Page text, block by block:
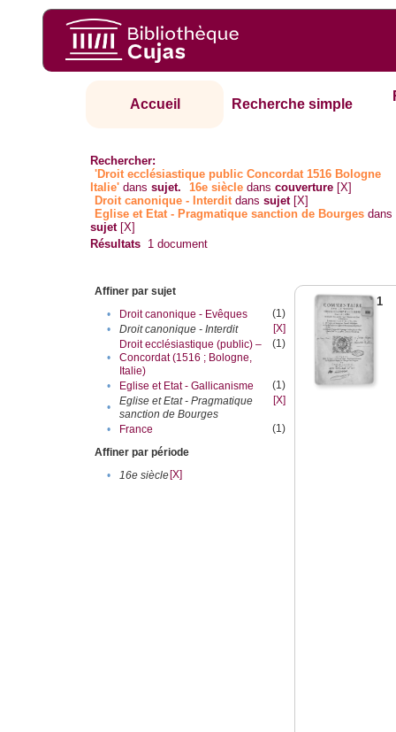
Accueil Recherche simple
Rechercher:
'Droit ecclésiastique public Concordat 1516 Bologne
Italie' danssujet. 16e siècle danscouverture [X]
Droit canonique - Interditdanssujet [X]
Eglise et Etat - Pragmatique sanction de Bourges dans
sujet [X]
Résultats 1 document
Affiner par sujet
•
Droit canonique - Evêques
(1)
•
Droit canonique - Interdit [X]
•
Droit ecclésiastique (public) –
Concordat (1516 ; Bologne,
Italie)
(1)
• Eglise et Etat - Gallicanisme
(1)
•
Eglise et Etat - Pragmatique
sanction de Bourges
[X]
• France
(1)
Affiner par période
•
16e siècle[X]
1